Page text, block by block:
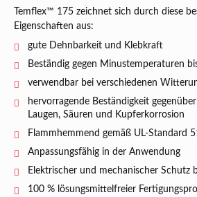
Temflex™ 175 zeichnet sich durch diese
Eigenschaften aus:
gute Dehnbarkeit und Klebkraft
Beständig gegen Minustemperaturen
verwendbar bei verschiedenen
hervorragende Beständigkeit
Laugen, Säuren und Kupferkorrosion
Flammhemmend gemäß UL-Standard
Anpassungsfähig in der Anwendung
Elektrischer und mechanischer Schutz
100 % lösungsmittelfreier